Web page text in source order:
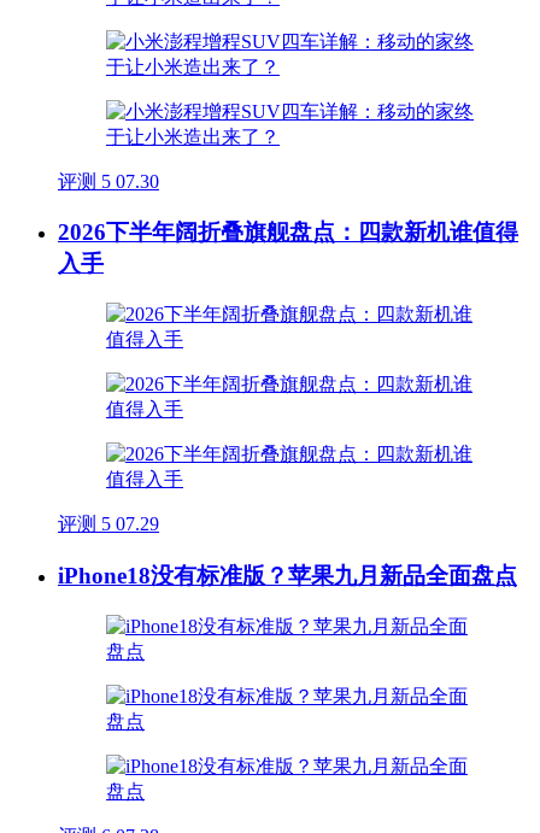
评测 5 07.30
2026下半年阔折叠旗舰盘点：四款新机谁值得
入手
评测 5 07.29
iPhone18没有标准版？苹果九月新品全面盘点